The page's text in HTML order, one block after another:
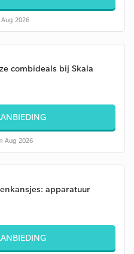
2026
combideals bij Skala
Aug 2026
apparatuur